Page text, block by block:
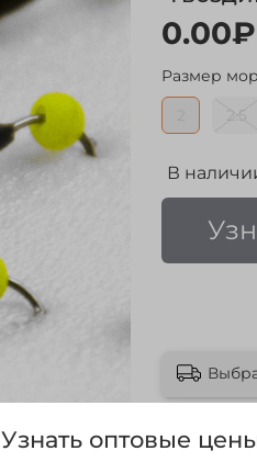
0.00₽
В
Размер
2.5
Узнать оптовые